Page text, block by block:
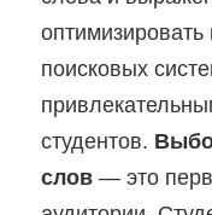
оптимизировать
поисковых
студентов.
слов— это